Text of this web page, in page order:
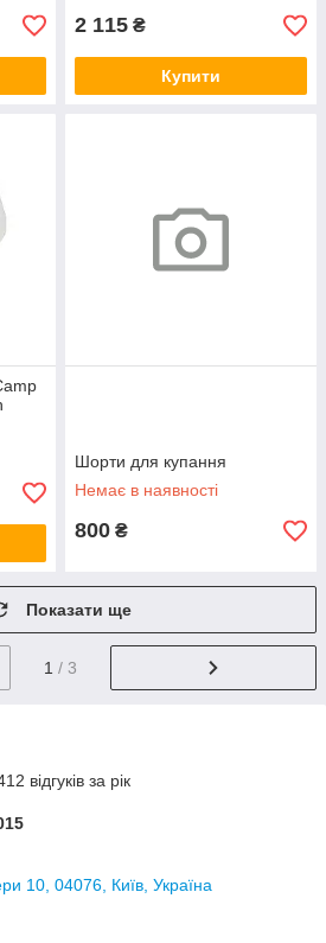
2 115 ₴
Купити
Шорти для купання
Немає в наявності
800 ₴
Показати ще
1 / 3
відгуків за рік
10, 04076, Київ, Україна